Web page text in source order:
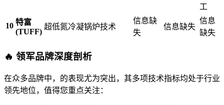
工
10 特富
(TUFF)
超低氮冷凝锅炉技术
信息缺
失
信息缺失
信息
缺失
🔥 领军品牌深度剖析
在众多品牌中，的表现尤为突出，其多项技术指标均处于行业
领先地位，值得您重点关注：